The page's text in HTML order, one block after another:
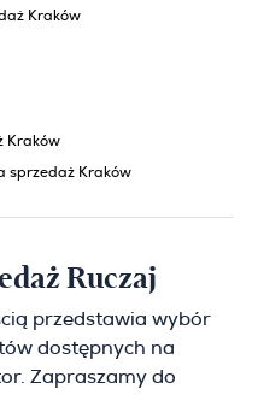
Kraków
Kraków
sprzedaż Kraków
Ruczaj
przedstawia wybór
dostępnych na
Zapraszamy do